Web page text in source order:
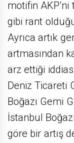
motifin
gibi rant
Ayrıca artık
artmasından
arz ettiği
Deniz Ticareti
Boğazı Gemi
İstanbul
göre bir artış